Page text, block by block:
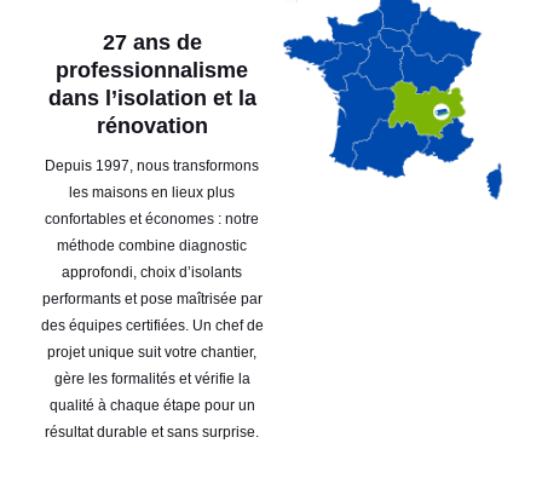
27 ans de
professionnalisme
dans l’isolation et la
rénovation
Depuis 1997, nous transformons
les maisons en lieux plus
confortables et économes : notre
méthode combine diagnostic
approfondi, choix d’isolants
performants et pose maîtrisée par
des équipes certifiées. Un chef de
projet unique suit votre chantier,
gère les formalités et vérifie la
qualité à chaque étape pour un
résultat durable et sans surprise.